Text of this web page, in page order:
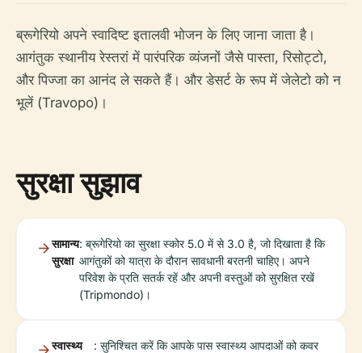
ब्रूगेरियो अपने स्वादिष्ट इतालवी भोजन के लिए जाना जाता है।
आगंतुक स्थानीय रेस्तरां में पारंपरिक व्यंजनों जैसे पास्ता, रिसोट्टो,
और पिज्जा का आनंद ले सकते हैं। और डेसर्ट के रूप में जेलेटो को न
भूलें (Travopo)।
सुरक्षा सुझाव
सामान्य
सुरक्षा
: ब्रूगेरियो का सुरक्षा स्कोर 5.0 में से 3.0 है, जो दिखाता है कि
आगंतुकों को यात्रा के दौरान सावधानी बरतनी चाहिए। अपने
परिवेश के प्रति सतर्क रहें और अपनी वस्तुओं को सुरक्षित रखें
(Tripmondo)।
स्वास्थ्य
: सुनिश्चित करें कि आपके पास स्वास्थ्य आपदाओं को कवर